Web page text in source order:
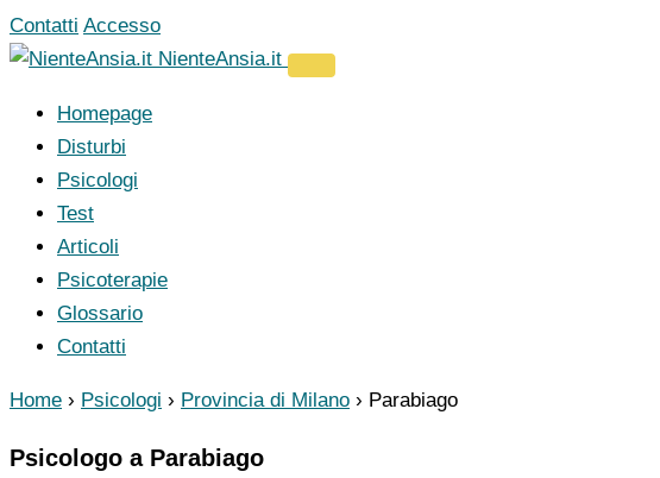
Vai
al
Contatti Accesso
NienteAnsia.it
Homepage
Disturbi
Psicologi
Test
Articoli
Psicoterapie
Glossario
Contatti
Home › Psicologi › Provincia di Milano › Parabiago
Psicologo a Parabiago